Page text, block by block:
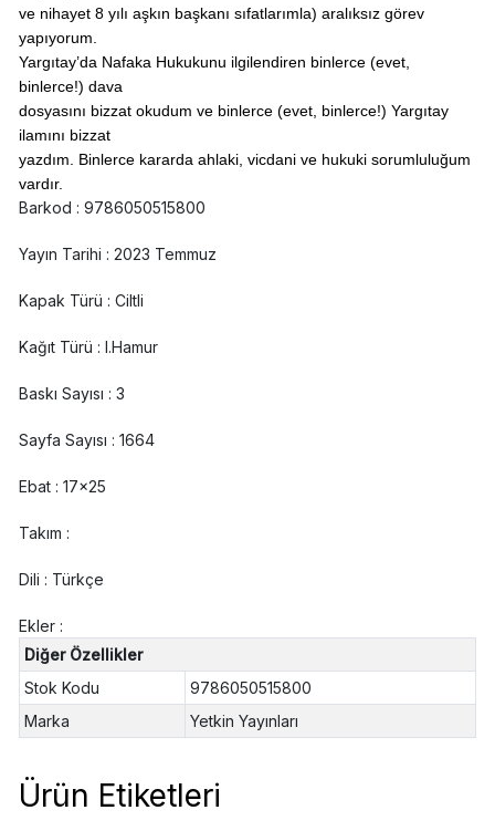
ve nihayet 8 yılı aşkın başkanı sıfatlarımla) aralıksız görev
yapıyorum.
Yargıtay’da Nafaka Hukukunu ilgilendiren binlerce (evet,
binlerce!) dava
dosyasını bizzat okudum ve binlerce (evet, binlerce!) Yargıtay
ilamını bizzat
yazdım. Binlerce kararda ahlaki, vicdani ve hukuki sorumluluğum
vardır.
Barkod : 9786050515800
Yayın Tarihi : 2023 Temmuz
Kapak Türü : Ciltli
Kağıt Türü : I.Hamur
Baskı Sayısı : 3
Sayfa Sayısı : 1664
Ebat : 17x25
Takım :
Dili : Türkçe
Ekler :
Diğer Özellikler
Stok Kodu
9786050515800
Marka
Yetkin Yayınları
Ürün Etiketleri